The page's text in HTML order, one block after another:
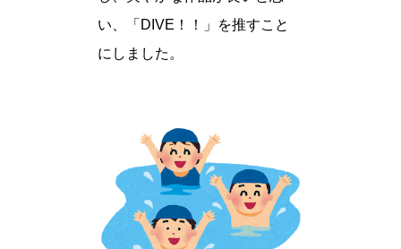
い、「DIVE！！」を推すこと
にしました。